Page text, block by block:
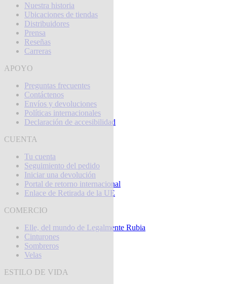
Nuestra historia
Ubicaciones de tiendas
Distribuidores
Prensa
Reseñas
Carreras
APOYO
Preguntas frecuentes
Contáctenos
Envíos y devoluciones
Políticas internacionales
Declaración de accesibilidad
CUENTA
Tu cuenta
Seguimiento del pedido
Iniciar una devolución
Portal de retorno internacional
Enlace de Retirada de la UE
COMERCIO
Elle, del mundo de Legalmente Rubia
Cinturones
Sombreros
Velas
ESTILO DE VIDA